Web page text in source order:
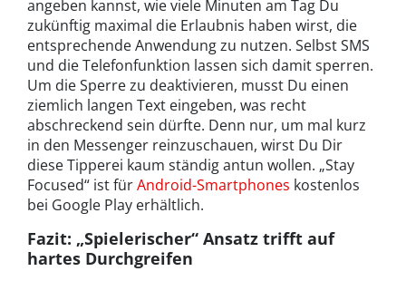
angeben kannst, wie viele Minuten am Tag Du
zukünftig maximal die Erlaubnis haben wirst, die
entsprechende Anwendung zu nutzen. Selbst SMS
und die Telefonfunktion lassen sich damit sperren.
Um die Sperre zu deaktivieren, musst Du einen
ziemlich langen Text eingeben, was recht
abschreckend sein dürfte. Denn nur, um mal kurz
in den Messenger reinzuschauen, wirst Du Dir
diese Tipperei kaum ständig antun wollen. „Stay
Focused“ ist fürAndroid-Smartphones kostenlos
bei Google Play erhältlich.
Fazit: „Spielerischer“ Ansatz trifft auf
hartes Durchgreifen